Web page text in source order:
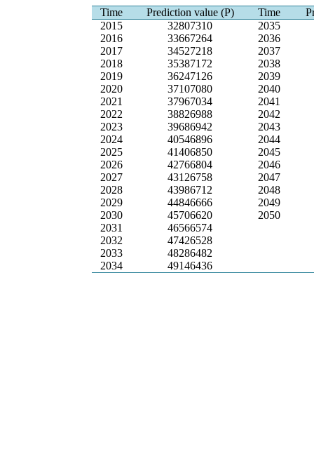
Time Prediction value (P) Time
2015
32807310
2035
2016
33667264
2036
2017
34527218
2037
2018
35387172
2038
2019
36247126
2039
2020
37107080
2040
2021
37967034
2041
2022
38826988
2042
2023
39686942
2043
2024
40546896
2044
2025
41406850
2045
2026
42766804
2046
2027
43126758
2047
2028
43986712
2048
2029
44846666
2049
2030
45706620
2050
2031
46566574
2032
47426528
2033
48286482
2034
49146436